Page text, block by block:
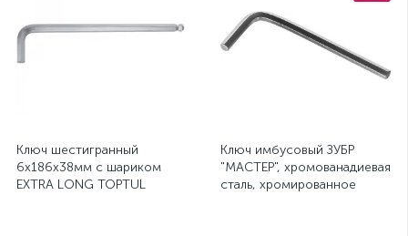
Ключ шестигранный
6х186х38мм с шариком
EXTRA LONG TOPTUL
Ключ имбусовый ЗУБР
"МАСТЕР", хромованадиевая
сталь, хромированное